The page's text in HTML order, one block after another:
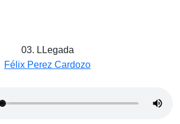
03. LLegada
Félix Perez Cardozo